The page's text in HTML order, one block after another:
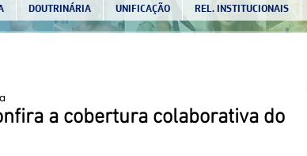
DOUTRINÁRIA UNIFICAÇÃO REL. INSTITUCIONAIS
a cobertura colaborativa do